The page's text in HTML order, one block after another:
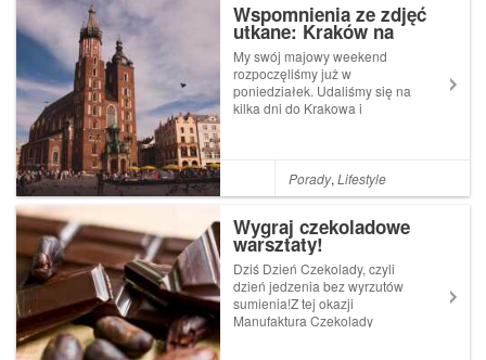
Wspomnienia ze zdjęć
utkane: Kraków na
weekend
My swój majowy weekend
rozpoczęliśmy już w
poniedziałek. Udaliśmy się na
kilka dni do Krakowa i
migawki z tego pięknego
miasta, a także kilka
odwiedzenia. Znajdzie ...
Porady,Lifestyle
Wygraj czekoladowe
warsztaty!
Dziś Dzień Czekolady, czyli
dzień jedzenia bez wyrzutów
sumienia!Z tej okazji
Manufaktura Czekolady